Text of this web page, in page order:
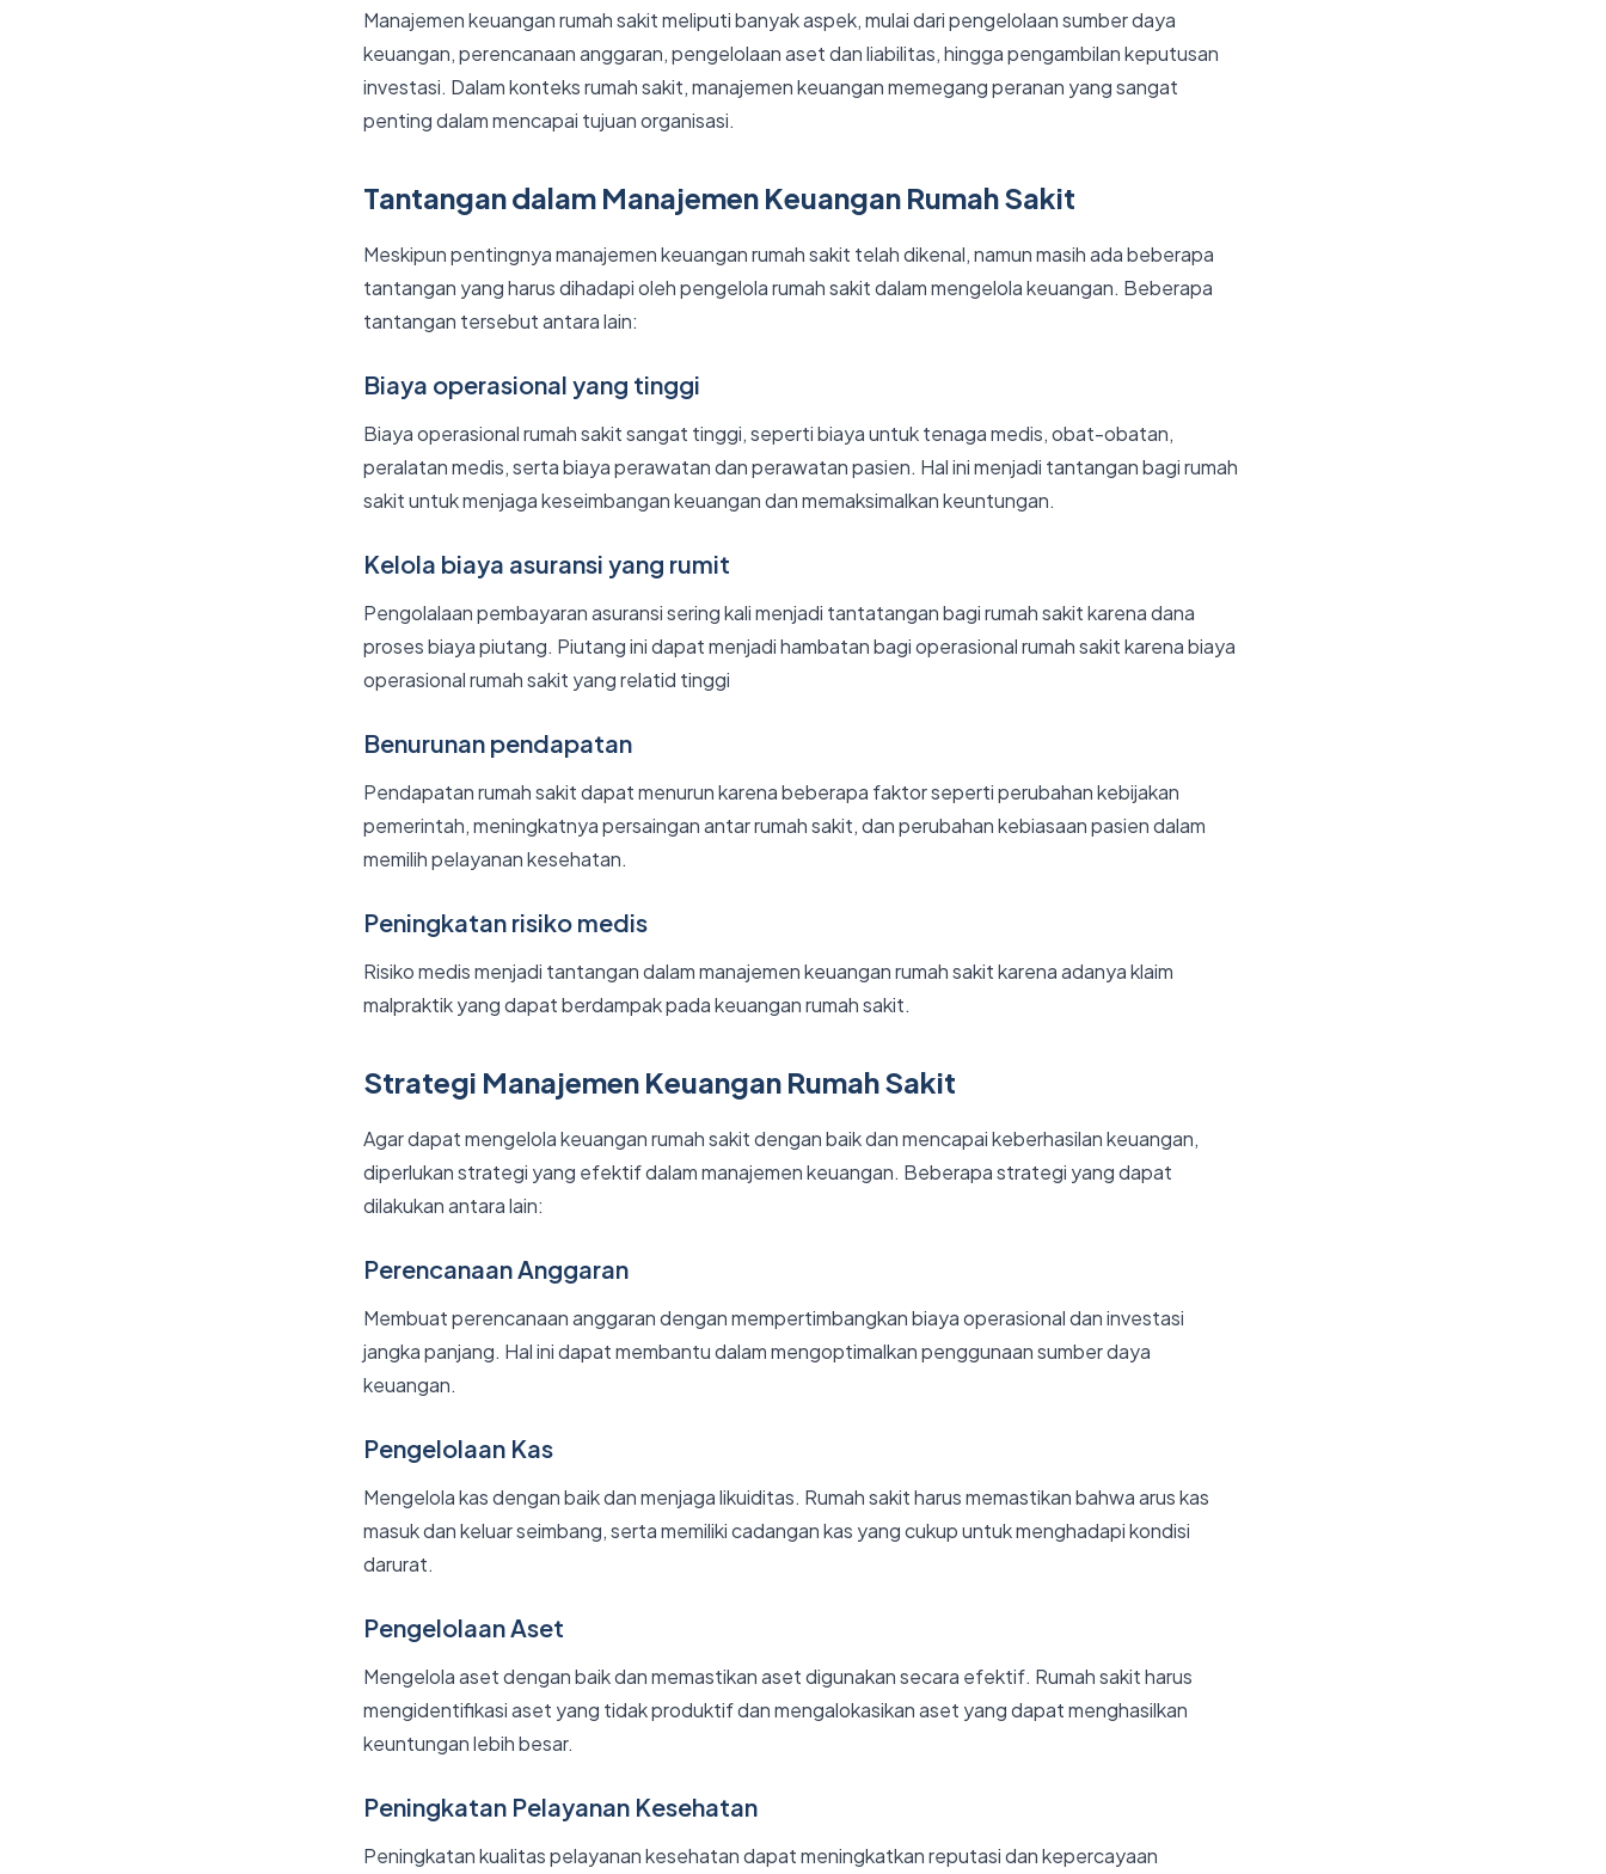
Manajemen keuangan rumah sakit meliputi banyak aspek, mulai dari pengelolaan sumber daya
keuangan, perencanaan anggaran, pengelolaan aset dan liabilitas, hingga pengambilan keputusan
investasi. Dalam konteks rumah sakit, manajemen keuangan memegang peranan yang sangat
penting dalam mencapai tujuan organisasi.
Tantangan dalam Manajemen Keuangan Rumah Sakit
Meskipun pentingnya manajemen keuangan rumah sakit telah dikenal, namun masih ada beberapa
tantangan yang harus dihadapi oleh pengelola rumah sakit dalam mengelola keuangan. Beberapa
tantangan tersebut antara lain:
Biaya operasional yang tinggi
Biaya operasional rumah sakit sangat tinggi, seperti biaya untuk tenaga medis, obat-obatan,
peralatan medis, serta biaya perawatan dan perawatan pasien. Hal ini menjadi tantangan bagi rumah
sakit untuk menjaga keseimbangan keuangan dan memaksimalkan keuntungan.
Kelola biaya asuransi yang rumit
Pengolalaan pembayaran asuransi sering kali menjadi tantatangan bagi rumah sakit karena dana
proses biaya piutang. Piutang ini dapat menjadi hambatan bagi operasional rumah sakit karena biaya
operasional rumah sakit yang relatid tinggi
Benurunan pendapatan
Pendapatan rumah sakit dapat menurun karena beberapa faktor seperti perubahan kebijakan
pemerintah, meningkatnya persaingan antar rumah sakit, dan perubahan kebiasaan pasien dalam
memilih pelayanan kesehatan.
Peningkatan risiko medis
Risiko medis menjadi tantangan dalam manajemen keuangan rumah sakit karena adanya klaim
malpraktik yang dapat berdampak pada keuangan rumah sakit.
Strategi Manajemen Keuangan Rumah Sakit
Agar dapat mengelola keuangan rumah sakit dengan baik dan mencapai keberhasilan keuangan,
diperlukan strategi yang efektif dalam manajemen keuangan. Beberapa strategi yang dapat
dilakukan antara lain:
Perencanaan Anggaran
Membuat perencanaan anggaran dengan mempertimbangkan biaya operasional dan investasi
jangka panjang. Hal ini dapat membantu dalam mengoptimalkan penggunaan sumber daya
keuangan.
Pengelolaan Kas
Mengelola kas dengan baik dan menjaga likuiditas. Rumah sakit harus memastikan bahwa arus kas
masuk dan keluar seimbang, serta memiliki cadangan kas yang cukup untuk menghadapi kondisi
darurat.
Pengelolaan Aset
Mengelola aset dengan baik dan memastikan aset digunakan secara efektif. Rumah sakit harus
mengidentifikasi aset yang tidak produktif dan mengalokasikan aset yang dapat menghasilkan
keuntungan lebih besar.
Peningkatan Pelayanan Kesehatan
Peningkatan kualitas pelayanan kesehatan dapat meningkatkan reputasi dan kepercayaan